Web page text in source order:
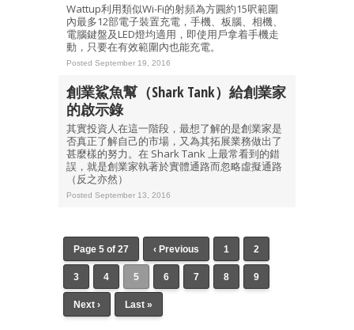
Wattup利用類似Wi-Fi的射頻為方圓約15呎範圍
內最多12部電子裝置充電，手機、板腦、相機、
電腦鍵盤及LED燈均適用，即使用戶拿着手機走
動，只要在有效範圍內也能充電。
Posted September 19, 2016
創業鯊魚幫（Shark Tank）給創業家
的啟示錄
其實投資人在這一階段，最想了解的是創業家是
否真正了解自己的市場，又為其拓展業務做出了
甚麼樣的努力。在 Shark Tank 上最常看到的錯
誤，就是創業家執著於實體通路而忽略虛擬通路
（反之亦然）
Posted September 13, 2016
Page 5 of 27 ‹ Previous 1 2
3 4 5 6 7 8 9
Next › Last »